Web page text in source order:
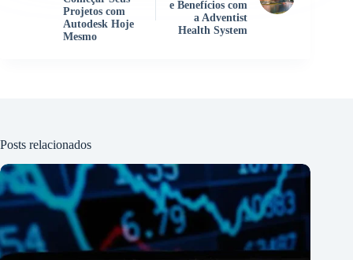
Projetos com
Autodesk Hoje
Mesmo
e Benefícios com
a Adventist
Health System
Posts relacionados